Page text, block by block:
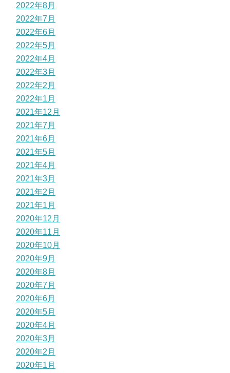
2022年8月
2022年7月
2022年6月
2022年5月
2022年4月
2022年3月
2022年2月
2022年1月
2021年12月
2021年7月
2021年6月
2021年5月
2021年4月
2021年3月
2021年2月
2021年1月
2020年12月
2020年11月
2020年10月
2020年9月
2020年8月
2020年7月
2020年6月
2020年5月
2020年4月
2020年3月
2020年2月
2020年1月